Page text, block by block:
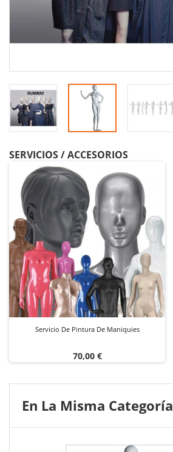
SERVICIOS / ACCESORIOS
Servicio De Pintura De Maniquies
Precio
70,00 €
En La Misma Categoría